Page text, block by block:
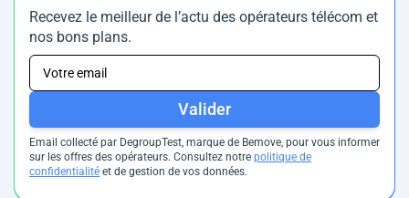
Recevez le meilleur de l’actu des opérateurs télécom et
nos bons plans.
Valider
Email collecté par DegroupTest, marque de Bemove, pour vous informer
sur les offres des opérateurs. Consultez notre politique de
confidentialité et de gestion de vos données.